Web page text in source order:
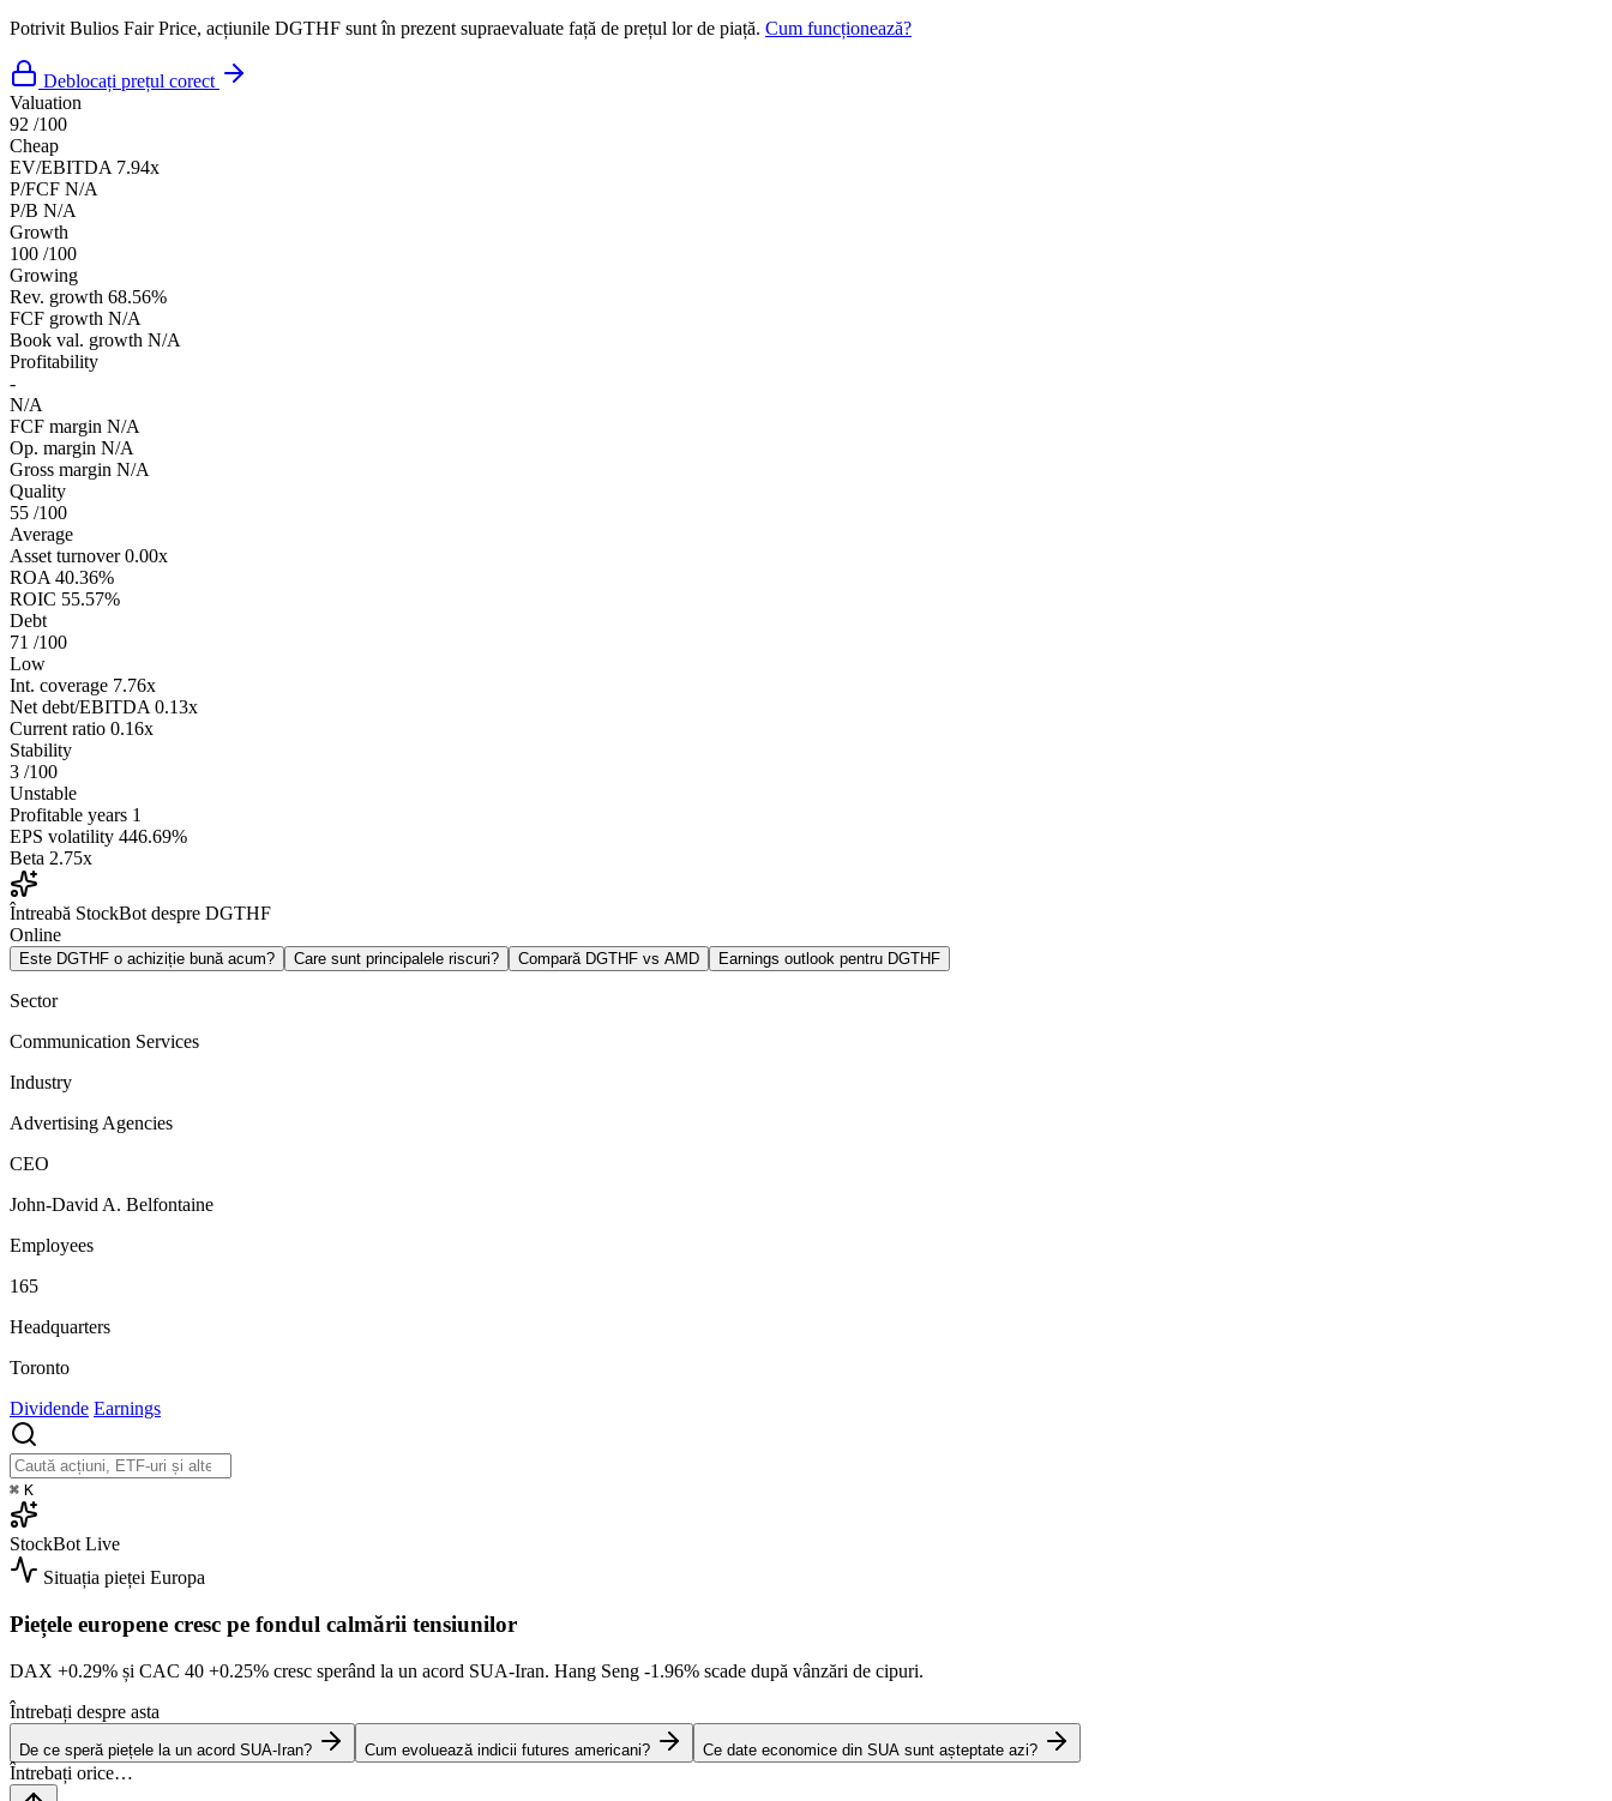
Potrivit Bulios Fair Price, acțiunile DGTHF sunt în prezent supraevaluate față de prețul lor de piață. Cum funcționează?
Deblocați prețul corect
Valuation
92 /100
Cheap
EV/EBITDA 7.94x
P/FCF N/A
P/B N/A
Growth
100 /100
Growing
Rev. growth 68.56%
FCF growth N/A
Book val. growth N/A
Profitability
-
N/A
FCF margin N/A
Op. margin N/A
Gross margin N/A
Quality
55 /100
Average
Asset turnover 0.00x
ROA 40.36%
ROIC 55.57%
Debt
71 /100
Low
Int. coverage 7.76x
Net debt/EBITDA 0.13x
Current ratio 0.16x
Stability
3 /100
Unstable
Profitable years 1
EPS volatility 446.69%
Beta 2.75x
Întreabă StockBot despre DGTHF
Online
Este DGTHF o achiziție bună acum? Care sunt principalele riscuri? Compară DGTHF vs AMD Earnings outlook pentru DGTHF
Sector
Communication Services
Industry
Advertising Agencies
CEO
John-David A. Belfontaine
Employees
165
Headquarters
Toronto
Dividende Earnings
⌘ K
StockBot Live
Situația pieței Europa
Piețele europene cresc pe fondul calmării tensiunilor
DAX +0.29% și CAC 40 +0.25% cresc sperând la un acord SUA-Iran. Hang Seng -1.96% scade după vânzări de cipuri.
Întrebați despre asta
De ce speră piețele la un acord SUA-Iran? Cum evoluează indicii futures americani? Ce date economice din SUA sunt așteptate azi?